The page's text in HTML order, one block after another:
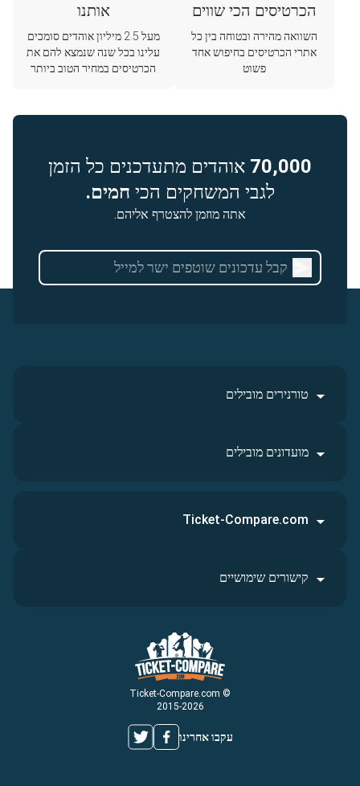
הכרטיסים הכי שווים
השוואה מהירה ובטוחה בין כל
אתרי הכרטיסים בחיפוש אחד
פשוט
אותנו
מעל 2.5 מיליון אוהדים סומכים
עלינו בכל שנה שנמצא להם את
הכרטיסים במחיר הטוב ביותר
70,000 אוהדים מתעדכנים כל הזמן
לגבי המשחקים הכי חמים.
אתה מוזמן להצטרף אליהם.
טורנירים מובילים
מועדונים מובילים
© Ticket-Compare.com
2015-2026
עקבו אחרינו
Ticket-Compare.com
קישורים שימושיים